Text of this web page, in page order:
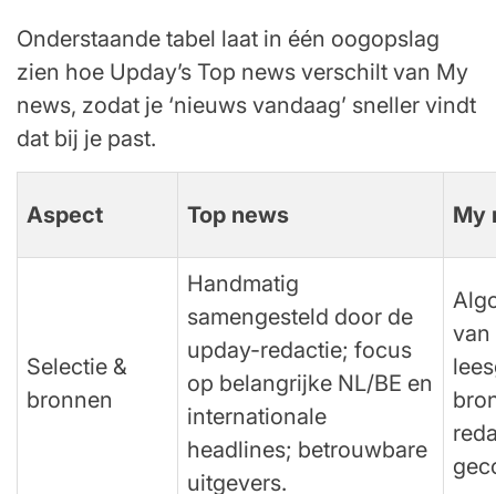
Onderstaande tabel laat in één oogopslag
zien hoe Upday’s Top news verschilt van My
news, zodat je ‘nieuws vandaag’ sneller vindt
dat bij je past.
Aspect Top news My
Selectie &
bronnen
Handmatig
samengesteld door de
upday-redactie; focus
op belangrijke NL/BE en
internationale
headlines; betrouwbare
uitgevers.
van